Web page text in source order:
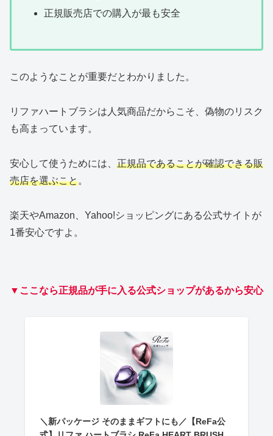
正規販売店での購入が最も安全
このようなことが重要だとわかりました。
リファハートブラシは人気商品だからこそ、偽物のリスク
も高まっています。
安心して使うためには、 正規品であることが確認できる販
売店を選ぶこと。
楽天やAmazon、Yahoo!ショッピングにある公式サイトが
1番安心ですよ。
▼ここなら正規品が手に入る公式ショップがあるから安心
＼新パッケージ そのままギフトにも／【ReFa公